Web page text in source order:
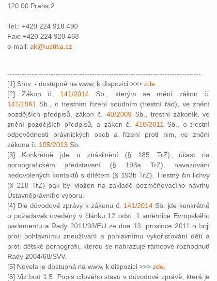
120 00 Praha 2
Tel.: +420 224 918 490
Fax: +420 224 920 468
e-mail: ak@iustitia.cz
--------------------------------------------------------------------------------
[1] Srov. - dostupné na www, k dispozici >>> zde
[2] Zákon č. 141/2014 Sb., kterým se mění zákon č.
141/1961
Sb., o trestním řízení soudním (trestní řád), ve znění
pozdějších předpisů, zákon č. 40/2009Sb., trestní zákoník, ve
znění pozdějších předpisů, a zákon č. 418/2011
Sb., o trestní
odpovědnosti právnických osob a řízení proti nim, ve znění
zákona č. 105/2013 Sb.
[3] Konkrétně jde o znásilnění (§ 185 TrZ), účast na
pornografickém představení (§ 193a TrZ), navazování
nedovolených kontaktů s dítětem (§ 193b TrZ). Trestný čin lichvy
(§ 218 TrZ) pak byl vložen na základě pozměňovacího návrhu
Ústavněprávního výboru.
[4] Dle důvodové zprávy k zákonu č. 141/2014 Sb. jde konkrétně
o požadavek uvedený v článku 12 odst. 1 směrnice Evropského
parlamentu a Rady 2011/93/EU ze dne 13. prosince 2011 o boji
proti pohlavnímu zneužívání a pohlavnímu vykořisťování dětí a
proti dětské pornografii, kterou se nahrazuje rámcové rozhodnutí
Rady 2004/68/SVV.
[5] Novela je dostupná na www, k dispozici >>> zde
[6] Viz bod 1.5. Popis cílového stavu v důvodové zprávě, která je